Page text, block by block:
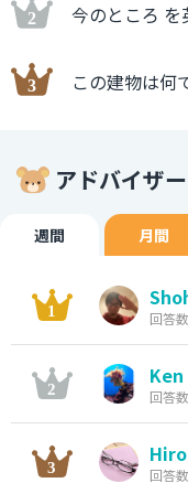
今のところ
この建物は何
アドバイザ
週間 月間
回答
Ken
回答
Hiro
回答